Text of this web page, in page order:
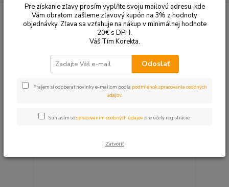
Tonery a náplne do tlačiarní Canon i-Sensys MF 4430
i-Sensys MF 4430
Upresniť parametre
Najdrahšie
Zobrazujem 1-2 z 2
Pre získanie zľavy prosím vyplňte svoju mailovú adresu, kde
Vám obratom zašleme zľavový kupón na 3% z hodnoty
objednávky. Zľava sa vzťahuje na nákup v minimálnej hodnote
20€ s DPH.
Váš Tím Korekta.
Odoslať
Prajem si odoberať novinky e-mailom podľa podmienok spracovania osobných
údajov.
Súhlasím sospracovaním osobných údajov pre účely registrácie.
Zatvoriť